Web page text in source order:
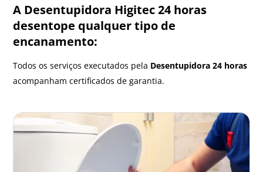
A Desentupidora Higitec 24 horas
desentope qualquer tipo de
encanamento:
Todos os serviços executados pela Desentupidora 24 horas
acompanham certificados de garantia.